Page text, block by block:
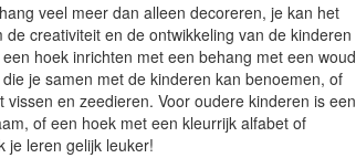
veel meer dan alleen decoreren, je kan het
creativiteit en de ontwikkeling van de kinderen
hoek inrichten met een behang met een woud
je samen met de kinderen kan benoemen, of
vissen en zeedieren. Voor oudere kinderen is een
of een hoek met een kleurrijk alfabet of
je leren gelijk leuker!